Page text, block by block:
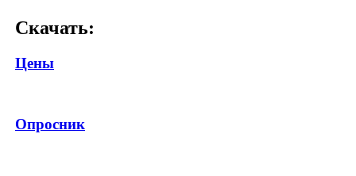
Скачать:
Цены
Опросник